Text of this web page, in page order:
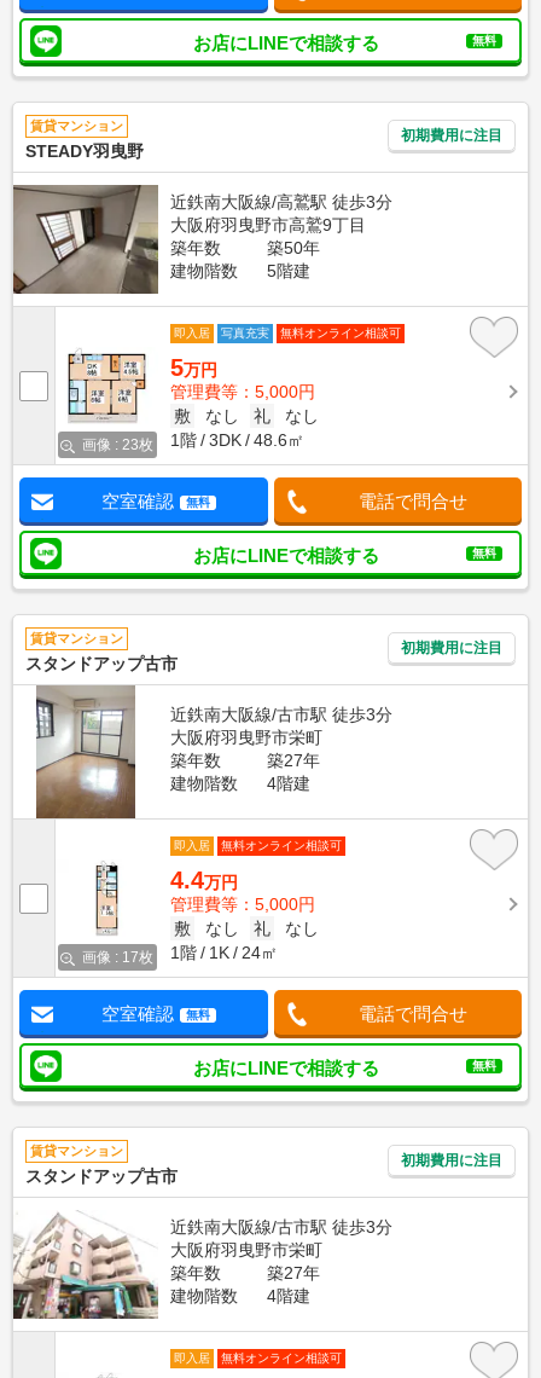
お店にLINEで相談する 無料
賃貸マンション
STEADY羽曳野
初期費用に注目
近鉄南大阪線/高鷲駅 徒歩3分
大阪府羽曳野市高鷲9丁目
築年数
築50年
建物階数
5階建
画像 : 23枚
即入居 写真充実 無料オンライン相談可
5万円
管理費等：5,000円
敷
なし 礼
なし
1階
3DK 48.6㎡
空室確認 無料 電話で問合せ
お店にLINEで相談する 無料
賃貸マンション
スタンドアップ古市
初期費用に注目
近鉄南大阪線/古市駅 徒歩3分
大阪府羽曳野市栄町
築年数
築27年
建物階数
4階建
画像 : 17枚
即入居 無料オンライン相談可
4.4万円
管理費等：5,000円
敷
なし 礼
なし
1階
1K 24㎡
空室確認 無料 電話で問合せ
お店にLINEで相談する 無料
賃貸マンション
スタンドアップ古市
初期費用に注目
近鉄南大阪線/古市駅 徒歩3分
大阪府羽曳野市栄町
築年数
築27年
建物階数
4階建
即入居 無料オンライン相談可